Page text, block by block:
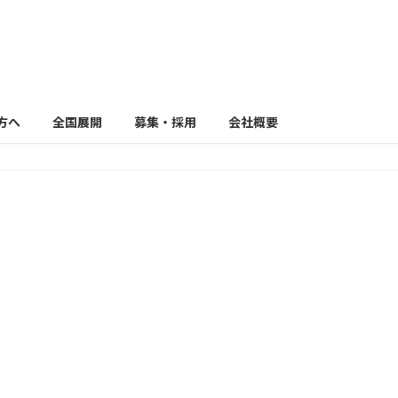
へ 全国展開 募集・採用 会社概要